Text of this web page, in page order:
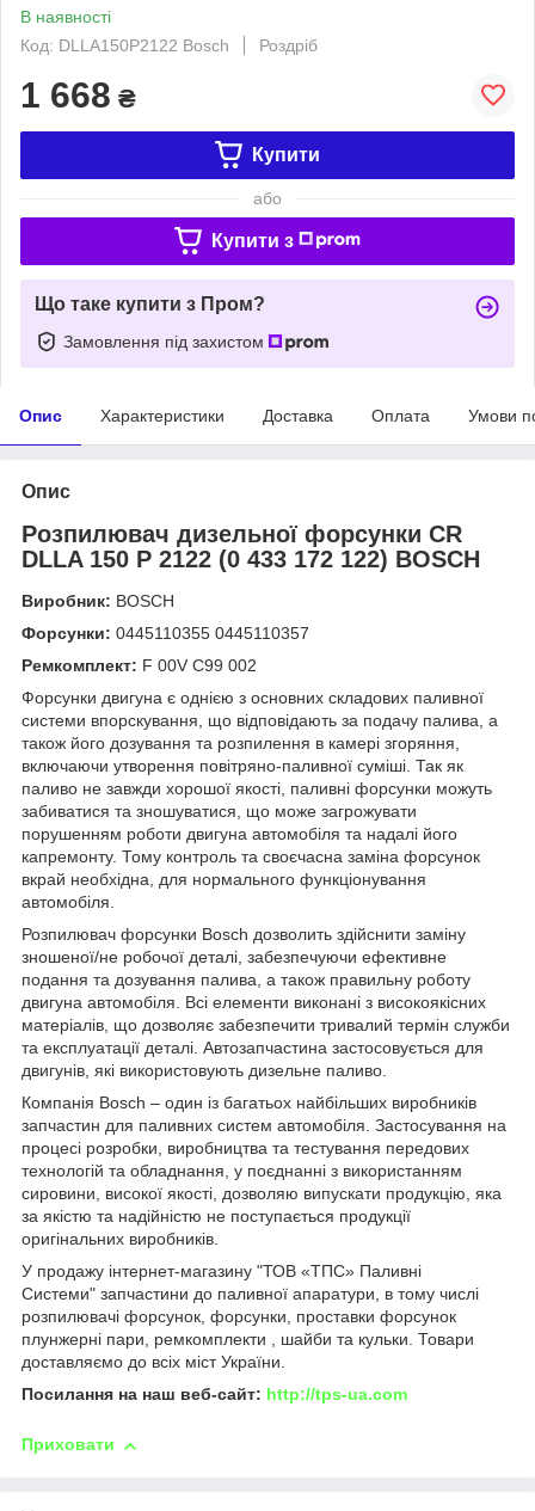
В наявності
Код: DLLA150P2122 Bosch
Роздріб
1 668 ₴
Купити
або
Купити з
Що таке купити з Пром?
Замовлення під захистом
Опис Характеристики Доставка Оплата Умови
Опис
Розпилювач дизельної форсунки CR
DLLA 150 P 2122 (0 433 172 122) BOSCH
Виробник: BOSCH
Форсунки: 0445110355 0445110357
Ремкомплект: F 00V C99 002
Форсунки двигуна є однією з основних складових паливної
системи впорскування, що відповідають за подачу палива, а
також його дозування та розпилення в камері згоряння,
включаючи утворення повітряно-паливної суміші. Так як
паливо не завжди хорошої якості, паливні форсунки можуть
забиватися та зношуватися, що може загрожувати
порушенням роботи двигуна автомобіля та надалі його
капремонту. Тому контроль та своєчасна заміна форсунок
вкрай необхідна, для нормального функціонування
автомобіля.
Розпилювач форсунки Bosch дозволить здійснити заміну
зношеної/не робочої деталі, забезпечуючи ефективне
подання та дозування палива, а також правильну роботу
двигуна автомобіля. Всі елементи виконані з високоякісних
матеріалів, що дозволяє забезпечити тривалий термін служби
та експлуатації деталі. Автозапчастина застосовується для
двигунів, які використовують дизельне паливо.
Компанія Bosch – один із багатьох найбільших виробників
запчастин для паливних систем автомобіля. Застосування на
процесі розробки, виробництва та тестування передових
технологій та обладнання, у поєднанні з використанням
сировини, високої якості, дозволяю випускати продукцію, яка
за якістю та надійністю не поступається продукції
оригінальних виробників.
У продажу інтернет-магазину "ТОВ «ТПС» Паливні
Системи" запчастини до паливної апаратури, в тому числі
розпилювачі форсунок, форсунки, проставки форсунок
плунжерні пари, ремкомплекти , шайби та кульки. Товари
доставляємо до всіх міст України.
Посилання на наш веб-сайт: http://tps-ua.com
Приховати